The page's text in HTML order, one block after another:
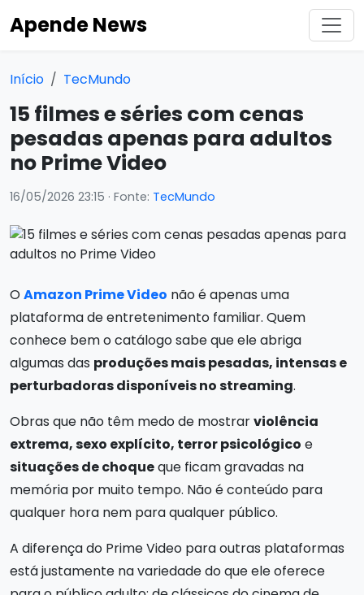
Apende News
Início TecMundo
15 filmes e séries com cenas
pesadas apenas para adultos
no Prime Video
16/05/2026 23:15 · Fonte: TecMundo
OAmazon Prime Video não é apenas uma
plataforma de entretenimento familiar. Quem
conhece bem o catálogo sabe que ele abriga
algumas das produções mais pesadas, intensas e
perturbadoras disponíveis no streaming.
Obras que não têm medo de mostrarviolência
extrema, sexo explícito, terror psicológico e
situações de choqueque ficam gravadas na
memória por muito tempo. Não é conteúdo para
qualquer hora nem para qualquer público.
A diferença do Prime Video para outras plataformas
está justamente na variedade do que ele oferece